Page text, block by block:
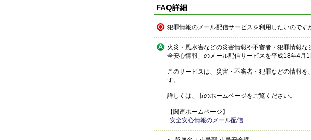
FAQ詳細
犯罪情報のメール配信サービスを利用したいのです
火災・風水害などの災害情報や不審者・犯罪情報
全安心情報」のメール配信サービスを平成18年4月1
このサービスは、災害・不審者・犯罪などの情報
す。
詳しくは、市のホームページをご覧ください。
【関連ホームページ】
安全安心情報のメール配信